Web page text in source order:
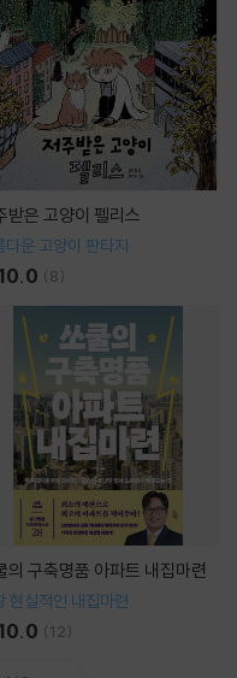
받은 고양이 펠리스
다운 고양이 판타지
(8)
의 구축명품 아파트 내집마련
현실적인 내집마련
(12)